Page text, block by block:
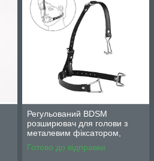
Регульований BDSM
розширювач для голови з
металевим фіксатором,
чорна
Готово до відправки